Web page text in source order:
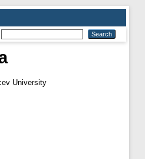
University